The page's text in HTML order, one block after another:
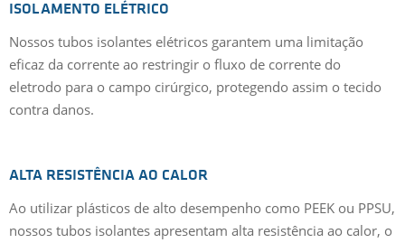
ISOLAMENTO ELÉTRICO
Nossos tubos isolantes elétricos garantem uma limitação
eficaz da corrente ao restringir o fluxo de corrente do
eletrodo para o campo cirúrgico, protegendo assim o tecido
contra danos.
ALTA RESISTÊNCIA AO CALOR
Ao utilizar plásticos de alto desempenho como PEEK ou PPSU,
nossos tubos isolantes apresentam alta resistência ao calor, o